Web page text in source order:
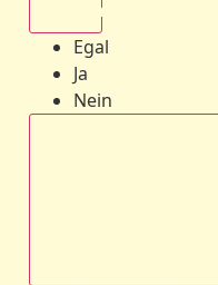
Egal
Ja
Nein